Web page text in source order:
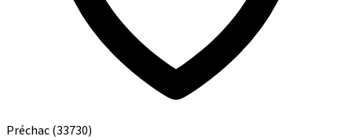
Préchac(33730)